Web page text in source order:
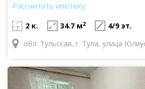
Рассчитать ипотеку
2 к. 34.7 м2
4/9 эт.
обл. Тульская, г. Тула, улица